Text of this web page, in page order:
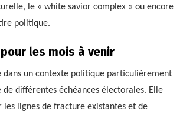
le « white savior complex » ou encore
politique.
les mois à venir
un contexte politique particulièrement
de différentes échéances électorales. Elle
les lignes de fracture existantes et de